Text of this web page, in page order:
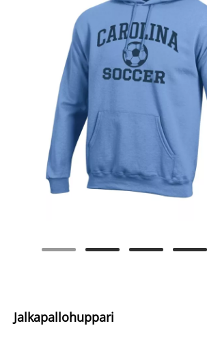
Jalkapallohuppari